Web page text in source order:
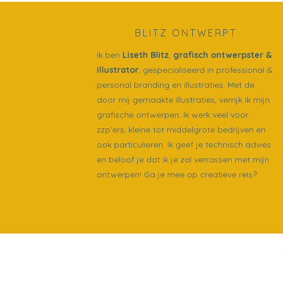
BLITZ ONTWERPT
Ik ben Liseth Blitz, grafisch ontwerpster &
illustrator, gespecialiseerd in professional &
personal branding en illustraties. Met de
door mij gemaakte illustraties, verrijk ik mijn
grafische ontwerpen. Ik werk veel voor
zzp’ers, kleine tot middelgrote bedrijven en
ook particulieren. Ik geef je technisch advies
en beloof je dat ik je zal verrassen met mijn
ontwerpen! Ga je mee op creatieve reis?